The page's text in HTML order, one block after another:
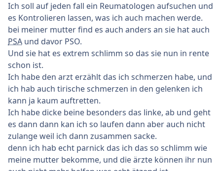
Ich soll auf jeden fall ein Reumatologen aufsuchen und
es Kontrolieren lassen, was ich auch machen werde.
bei meiner mutter find es auch anders an sie hat auch
PSA und davor PSO.
Und sie hat es extrem schlimm so das sie nun in rente
schon ist.
Ich habe den arzt erzählt das ich schmerzen habe, und
ich hab auch tirische schmerzen in den gelenken ich
kann ja kaum auftretten.
Ich habe dicke beine besonders das linke, ab und geht
es dann dann kan ich so laufen dann aber auch nicht
zulange weil ich dann zusammen sacke.
denn ich hab echt parnick das ich das so schlimm wie
meine mutter bekomme, und die ärzte können ihr nun